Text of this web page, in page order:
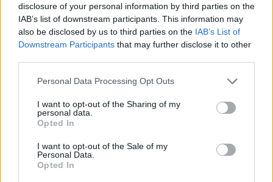
disclosure of your personal information by third parties on the
IAB’s list of downstream participants. This information may
also be disclosed by us to third parties on the IAB’s List of
Downstream Participants that may further disclose it to other
Personal Data Processing Opt Outs
I want to opt-out of the Sharing of my
personal data.
Opted In
I want to opt-out of the Sale of my
Personal Data.
Opted In
Ακολουθήστε το onalert.gr στο
Google
Newsκαι μάθετε πρώτοι όλες τις ειδήσεις
για την άμυνα.
ΑΥΣΤΡΑΛΙΑ ΗΠΑ ΚΙΝΑ